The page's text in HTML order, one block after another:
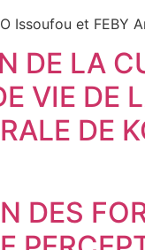
Issoufou et FEBY
DE LA
VIE DE
DE
DES